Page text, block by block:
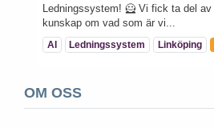
Ledningssystem! 🦸 Vi fick ta del
kunskap om vad som är vi...
AI Ledningssystem Linköping
OM OSS